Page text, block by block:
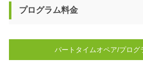
プログラム料金
パートタイムオペア/プログ